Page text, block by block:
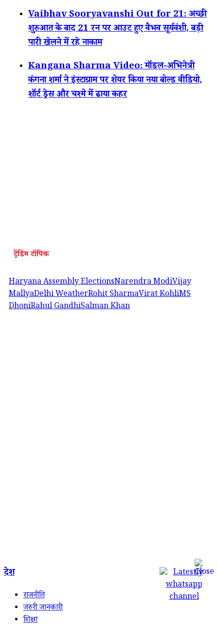
Vaibhav Sooryavanshi Out for 21: अच्छी
शुरुआत के बाद 21 रन पर आउट हुए वैभव सूर्यवंशी, बड़ी
पारी खेलने में रहे नाकाम
Kangana Sharma Video: मॉडल-अभिनेत्री
कंगना शर्मा ने इंस्टाग्राम पर शेयर किया नया बोल्ड वीडियो,
शॉर्ट ड्रेस और चश्मे में ढाया कहर
ट्रेंडिंग टॉपिक
Haryana Assembly ElectionsNarendra ModiVijay
MallyaDelhi WeatherRohit SharmaVirat KohliMS
DhoniRahul GandhiSalman Khan
देश
राजनीति
जरुरी जानकारी
शिक्षा